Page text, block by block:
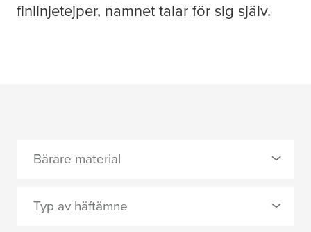
finlinjetejper, namnet talar för sig själv.
Bärare material
0 Vald
Typ av häftämne